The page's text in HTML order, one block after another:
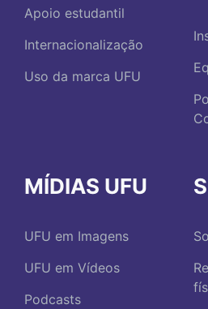
Apoio estudantil
Internacionalização
Uso da marca UFU
MÍDIAS UFU
UFU em Imagens
UFU em Vídeos
Podcasts